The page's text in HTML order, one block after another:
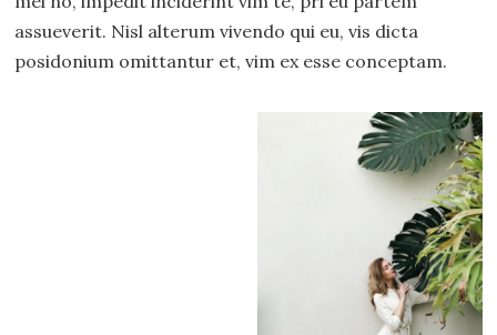
assueverit. Nisl alterum vivendo qui eu, vis dicta
posidonium omittantur et, vim ex esse conceptam.